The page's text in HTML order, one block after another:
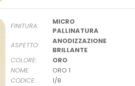
FINITURA:
MICRO
PALLINATURA
ASPETTO:
ANODIZZAZIONE
BRILLANTE
COLORE:
ORO
NOME:
ORO 1
CODICE:
1/8